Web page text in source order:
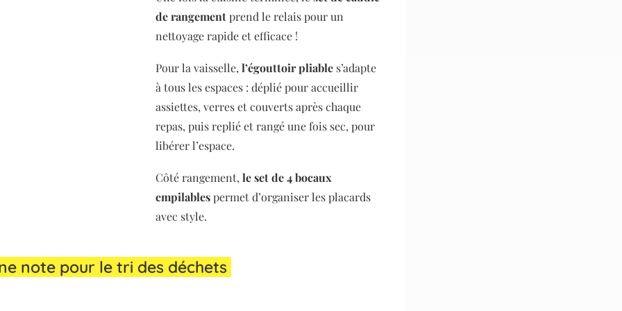
de rangementprend le relais pour un
nettoyage rapide et efficace !
Pour la vaisselle, l’égouttoir pliable s’adapte
à tous les espaces : déplié pour accueillir
assiettes, verres et couverts après chaque
repas, puis replié et rangé une fois sec, pour
libérer l’espace.
Côté rangement, le set de 4 bocaux
empilablespermet d’organiser les placards
avec style.
note pour le tri des déchets